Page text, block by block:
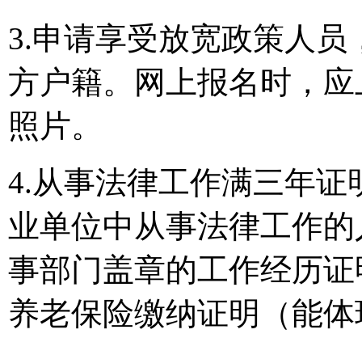
3.申请享受放宽政策人
方户籍。网上报名时，
照片。
4.从事法律工作满三年
业单位中从事法律工作
事部门盖章的工作经历
养老保险缴纳证明（能